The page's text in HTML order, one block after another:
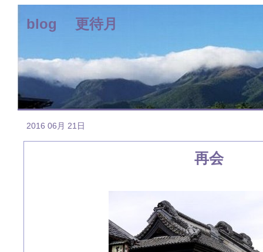
blog 更待月
2016 06月 21日
再会